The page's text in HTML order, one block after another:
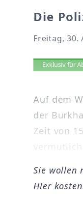
Die
Freitag, 30.
Artikel
Exklusiv für
Auf dem
der
Zeit von
vermutlich
Sie wollen
Hier